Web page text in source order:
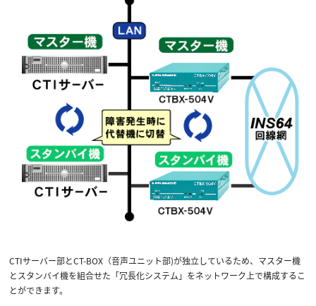
CTIサーバー部とCT-BOX（音声ユニット部)が独立しているため、マスター機
とスタンバイ機を組合せた「冗長化システム」をネットワーク上で構成するこ
とができます。